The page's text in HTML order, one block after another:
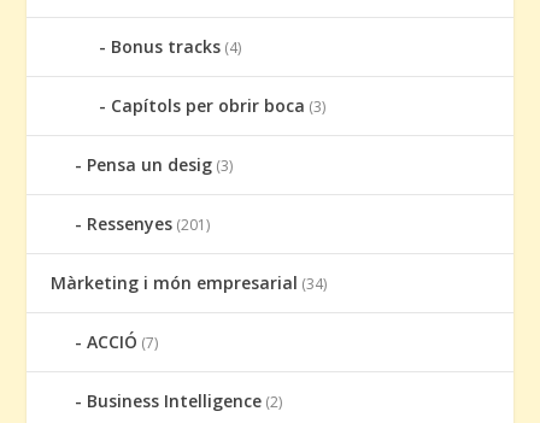
Bonus tracks (4)
Capítols per obrir boca (3)
Pensa un desig (3)
Ressenyes (201)
Màrketing i món empresarial (34)
ACCIÓ (7)
Business Intelligence (2)